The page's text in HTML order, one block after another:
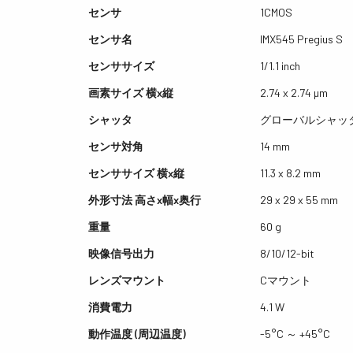
センサ
1CMOS
センサ名
IMX545 Pregius S
センササイズ
1/1.1 inch
画素サイズ 横x縦
2.74 x 2.74 µm
シャッタ
グローバルシャッ
センサ対角
14 mm
センササイズ 横x縦
11.3 x 8.2 mm
外形寸法 高さx幅x奥行
29 x 29 x 55 mm
重量
60 g
映像信号出力
8/10/12-bit
レンズマウント
Cマウント
消費電力
4.1 W
動作温度 (周辺温度)
-5°C ～ +45°C